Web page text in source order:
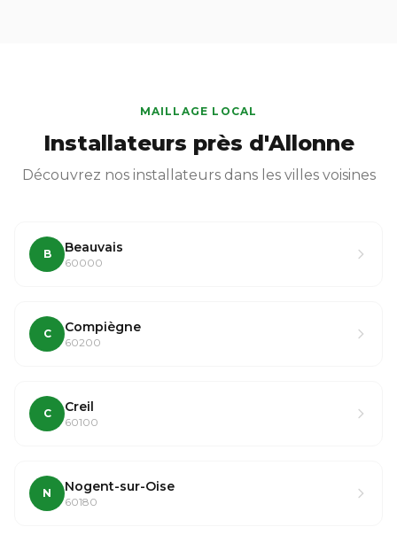
MAILLAGE LOCAL
Installateurs près d'Allonne
Découvrez nos installateurs dans les villes voisines
B Beauvais
60000
C Compiègne
60200
C Creil
60100
N Nogent-sur-Oise
60180